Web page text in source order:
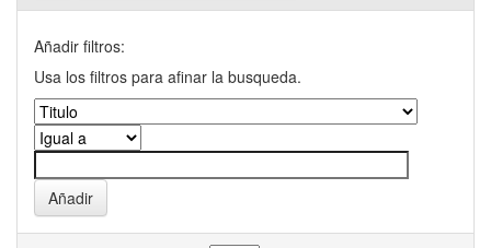
Añadir filtros:
Usa los filtros para afinar la busqueda.